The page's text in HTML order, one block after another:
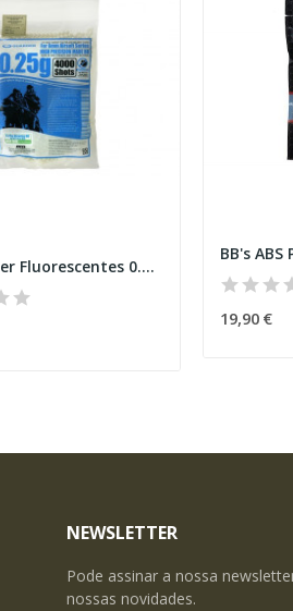
BB Guarder Fluorescentes 0.25g 4000
19,90 €
NEWSLETTER
Pode assinar a nossa
nossas novidades.